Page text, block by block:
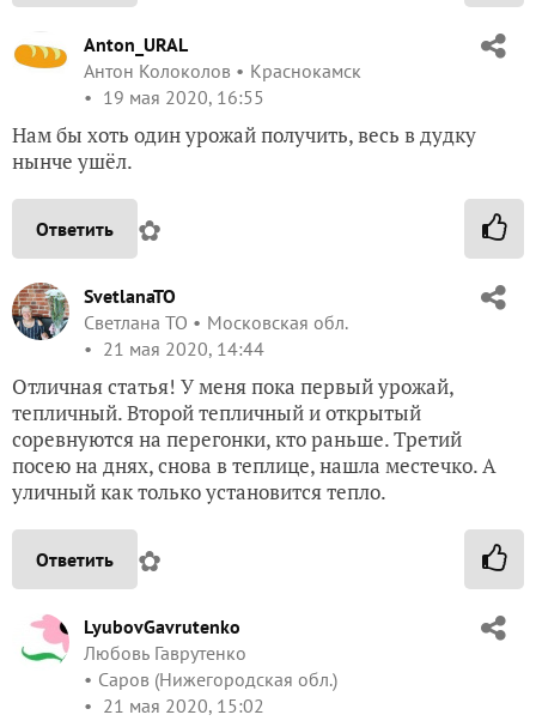
Anton_URAL
Антон Колоколов
Краснокамск
19 мая 2020, 16:55
Нам бы хоть один урожай получить, весь в дудку
нынче ушёл.
Ответить ✿
SvetlanaTO
Светлана ТО
Московская обл.
21 мая 2020, 14:44
Отличная статья! У меня пока первый урожай,
тепличный. Второй тепличный и открытый
соревнуются на перегонки, кто раньше. Третий
посею на днях, снова в теплице, нашла местечко. А
уличный как только установится тепло.
Ответить ✿
LyubovGavrutenko
Любовь Гаврутенко
Саров (Нижегородская обл.)
21 мая 2020, 15:02